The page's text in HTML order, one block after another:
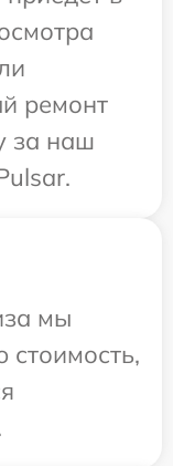
ремонт
за наш
мы
стоимость,